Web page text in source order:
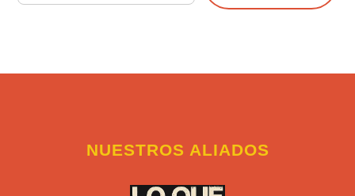
NUESTROS ALIADOS